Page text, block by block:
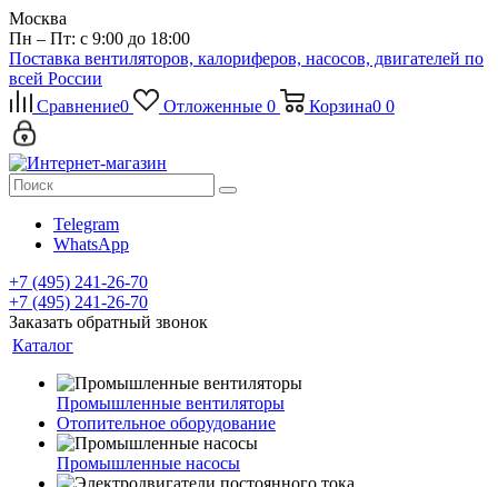
Москва
Пн – Пт: с 9:00 до 18:00
Поставка вентиляторов, калориферов, насосов, двигателей по
всей России
Сравнение0 Отложенные 0 Корзина0 0
Telegram
WhatsApp
+7 (495) 241-26-70
+7 (495) 241-26-70
Заказать обратный звонок
Каталог
Промышленные вентиляторы
Отопительное оборудование
Промышленные насосы